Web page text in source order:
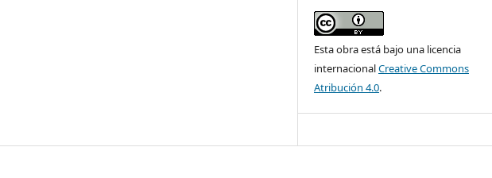
Esta obra está bajo una licencia
internacionalCreative Commons
Atribución 4.0.